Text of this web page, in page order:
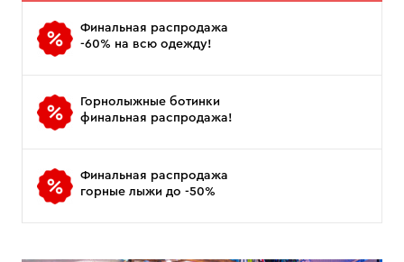
Финальная распродажа
-60% на всю одежду!
Горнолыжные ботинки
финальная распродажа!
Финальная распродажа
горные лыжи до -50%